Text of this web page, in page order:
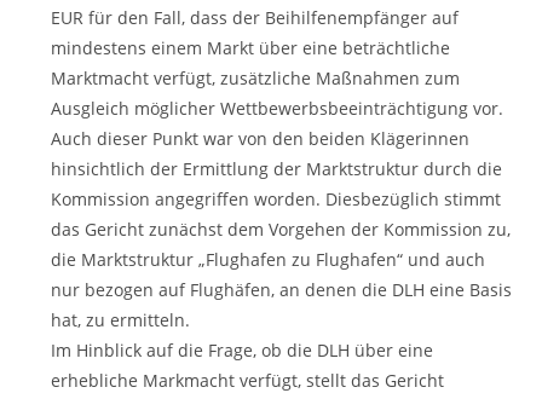
EUR für den Fall, dass der Beihilfenempfänger auf
mindestens einem Markt über eine beträchtliche
Marktmacht verfügt, zusätzliche Maßnahmen zum
Ausgleich möglicher Wettbewerbsbeeinträchtigung vor.
Auch dieser Punkt war von den beiden Klägerinnen
hinsichtlich der Ermittlung der Marktstruktur durch die
Kommission angegriffen worden. Diesbezüglich stimmt
das Gericht zunächst dem Vorgehen der Kommission zu,
die Marktstruktur „Flughafen zu Flughafen“ und auch
nur bezogen auf Flughäfen, an denen die DLH eine Basis
hat, zu ermitteln.
Im Hinblick auf die Frage, ob die DLH über eine
erhebliche Markmacht verfügt, stellt das Gericht